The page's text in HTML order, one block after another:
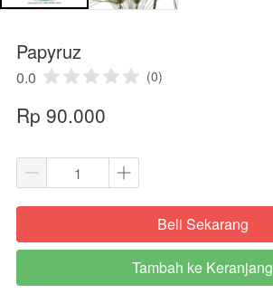
Papyruz
0.0 (0)
Rp 90.000
`Beli Sekarang
`
Tambah ke Keranjang